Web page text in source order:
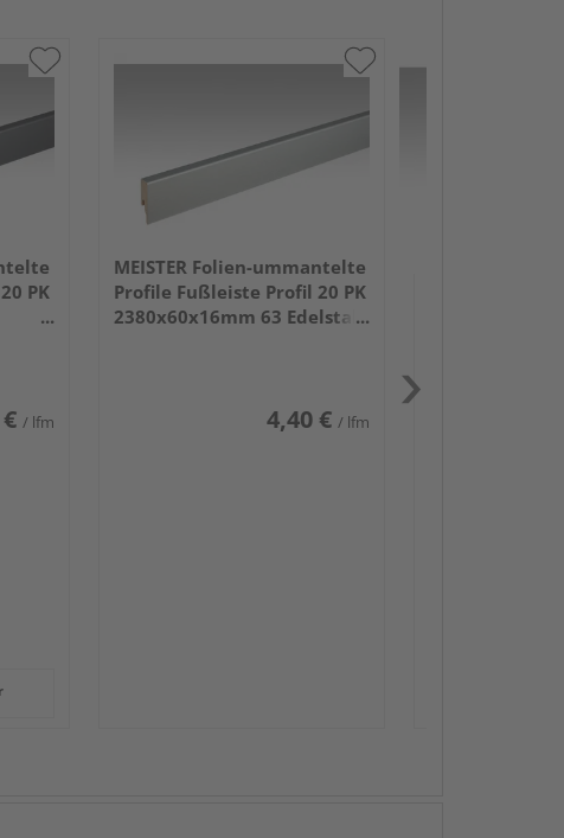
PK
/ lfm
MEISTER Folien-ummantelte
Profile Fußleiste Profil 20 PK
2380x60x16mm 63 Edelstahl
4,40 € / lfm